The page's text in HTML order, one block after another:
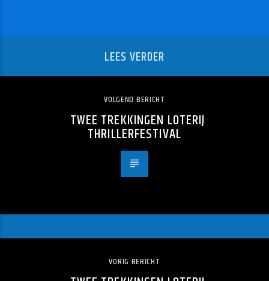
LEES VERDER
VOLGEND BERICHT
TWEE TREKKINGEN LOTERIJ
THRILLERFESTIVAL
VORIG BERICHT